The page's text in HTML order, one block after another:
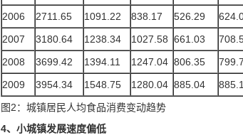
2006
2711.65 1091.22 838.17 526.29
2007
3180.64 1238.34 1027.58 661.03
2008
3699.42 1394.11 1247.04 806.35
2009
3954.34 1548.75 1280.04 885.04
图2：城镇居民人均食品消费变动趋势
4、小城镇发展速度偏低